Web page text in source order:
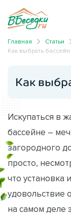
Главная Статьи
Как выбрать бассейн
Как
Искупаться в
бассейне –
загородного
просто,
что установка
удовольствие
на самом деле